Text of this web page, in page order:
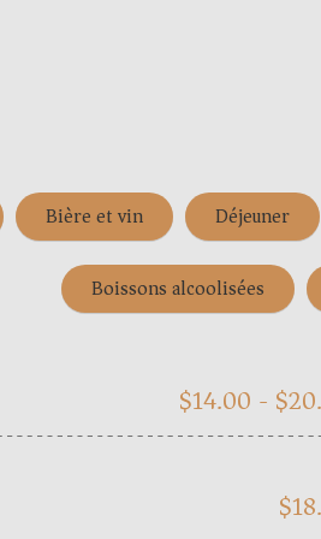
Bière et vin Déjeuner
Boissons alcoolisées
$14.00 - $
$